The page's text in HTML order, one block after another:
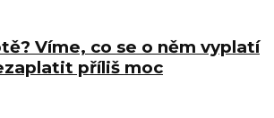
Víme, co se o něm vyplatí
příliš moc